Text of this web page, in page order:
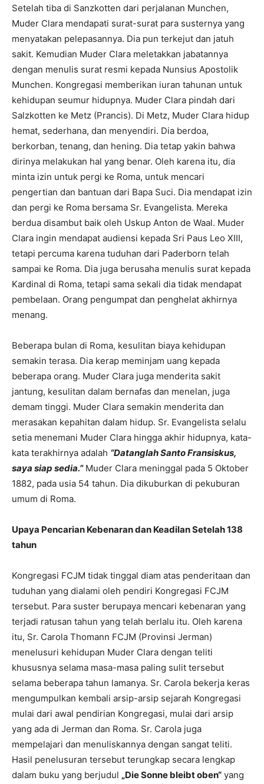
Setelah tiba di Sanzkotten dari perjalanan Munchen,
Muder Clara mendapati surat-surat para susternya yang
menyatakan pelepasannya. Dia pun terkejut dan jatuh
sakit. Kemudian Muder Clara meletakkan jabatannya
dengan menulis surat resmi kepada Nunsius Apostolik
Munchen. Kongregasi memberikan iuran tahunan untuk
kehidupan seumur hidupnya. Muder Clara pindah dari
Salzkotten ke Metz (Prancis). Di Metz, Muder Clara hidup
hemat, sederhana, dan menyendiri. Dia berdoa,
berkorban, tenang, dan hening. Dia tetap yakin bahwa
dirinya melakukan hal yang benar. Oleh karena itu, dia
minta izin untuk pergi ke Roma, untuk mencari
pengertian dan bantuan dari Bapa Suci. Dia mendapat izin
dan pergi ke Roma bersama Sr. Evangelista. Mereka
berdua disambut baik oleh Uskup Anton de Waal. Muder
Clara ingin mendapat audiensi kepada Sri Paus Leo XIII,
tetapi percuma karena tuduhan dari Paderborn telah
sampai ke Roma. Dia juga berusaha menulis surat kepada
Kardinal di Roma, tetapi sama sekali dia tidak mendapat
pembelaan. Orang pengumpat dan penghelat akhirnya
menang.
Beberapa bulan di Roma, kesulitan biaya kehidupan
semakin terasa. Dia kerap meminjam uang kepada
beberapa orang. Muder Clara juga menderita sakit
jantung, kesulitan dalam bernafas dan menelan, juga
demam tinggi. Muder Clara semakin menderita dan
merasakan kepahitan dalam hidup. Sr. Evangelista selalu
setia menemani Muder Clara hingga akhir hidupnya, kata-
kata terakhirnya adalah “Datanglah Santo Fransiskus,
saya siap sedia.”Muder Clara meninggal pada 5 Oktober
1882, pada usia 54 tahun. Dia dikuburkan di pekuburan
umum di Roma.
Upaya Pencarian Kebenaran dan Keadilan Setelah 138
tahun
Kongregasi FCJM tidak tinggal diam atas penderitaan dan
tuduhan yang dialami oleh pendiri Kongregasi FCJM
tersebut. Para suster berupaya mencari kebenaran yang
terjadi ratusan tahun yang telah berlalu itu. Oleh karena
itu, Sr. Carola Thomann FCJM (Provinsi Jerman)
menelusuri kehidupan Muder Clara dengan teliti
khususnya selama masa-masa paling sulit tersebut
selama beberapa tahun lamanya. Sr. Carola bekerja keras
mengumpulkan kembali arsip-arsip sejarah Kongregasi
mulai dari awal pendirian Kongregasi, mulai dari arsip
yang ada di Jerman dan Roma. Sr. Carola juga
mempelajari dan menuliskannya dengan sangat teliti.
Hasil penelusuran tersebut terungkap secara lengkap
dalam buku yang berjudul „Die Sonne bleibt oben“ yang